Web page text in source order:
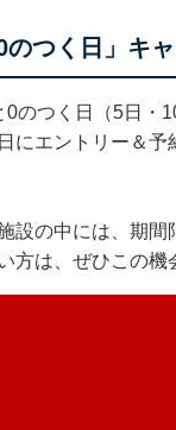
つく日」キ
0のつく日（5日・
にエントリー＆
設の中には、期
方は、ぜひこの機